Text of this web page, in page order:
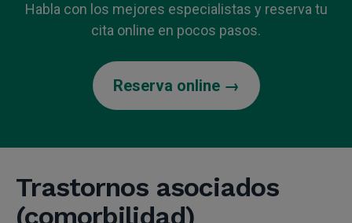
Habla con los mejores especialistas y reserva tu
cita online en pocos pasos.
Reserva online →
Trastornos asociados
(comorbilidad)